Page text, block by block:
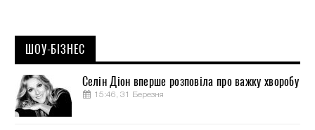
ШОУ-БІЗНЕС
Селін Діон вперше розповіла про важку хворобу
15:46, 31 Березня